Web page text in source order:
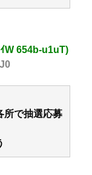
W 654b-u1uT)
所で抽選応募